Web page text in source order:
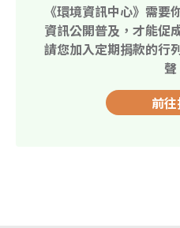
《環境資訊中心》需要
資訊公開普及，才能促
請您加入定期捐款的行
聲
前